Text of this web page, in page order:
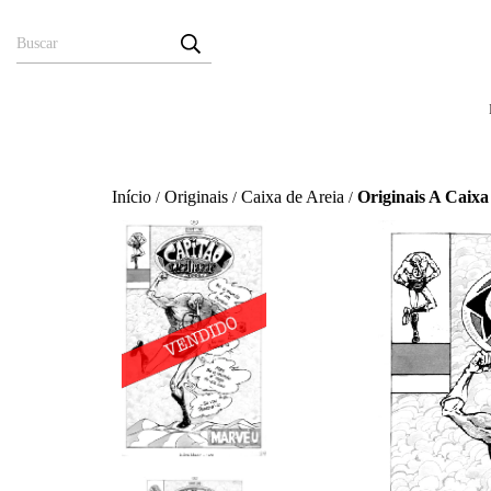
Início / Originais / Caixa de Areia / Originais A